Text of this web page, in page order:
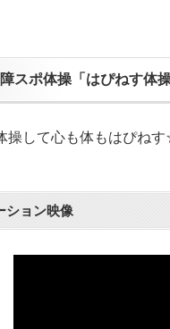
スポ体操「はぴねす体
操して心も体もはぴね
ション映像